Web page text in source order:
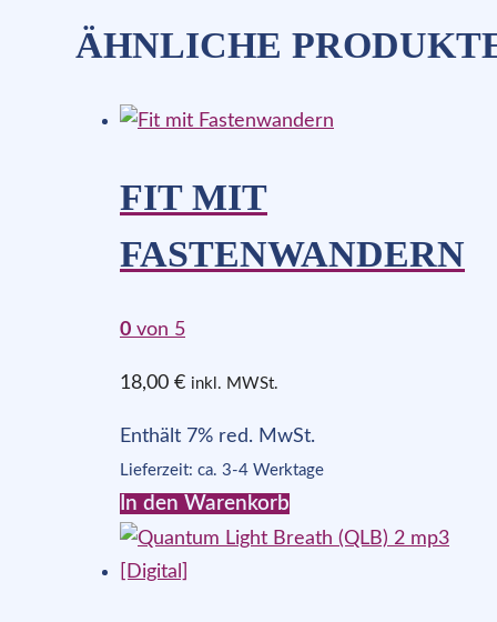
ÄHNLICHE
FIT MIT
FASTENWANDERN
0 von 5
18,00 € inkl. MWSt.
Enthält 7% red. MwSt.
Lieferzeit: ca. 3-4 Werktage
In den Warenkorb